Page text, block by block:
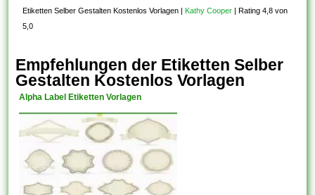
Etiketten Selber Gestalten Kostenlos Vorlagen | Kathy Cooper |Rating 4,8 von
5,0
Empfehlungen der Etiketten Selber
Gestalten Kostenlos Vorlagen
Alpha Label Etiketten Vorlagen